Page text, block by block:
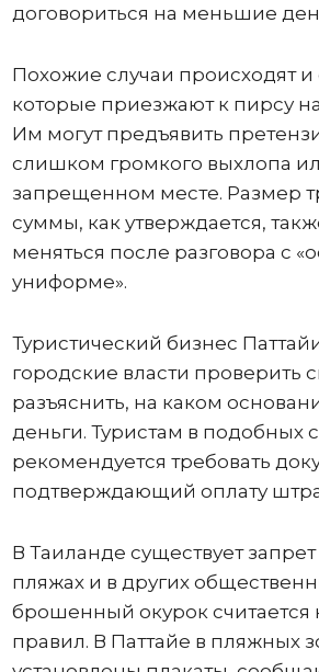
договориться на меньшие
Похожие случаи происходят и
которые приезжают к пирсу
Им могут предъявить
слишком громкого выхлопа
запрещенном месте. Размер
суммы, как утверждается,
меняться после разговора с
униформе».
Туристический бизнес
городские власти проверить
разъяснить, на каком
деньги. Туристам в подобных
рекомендуется требовать
подтверждающий оплату
В Таиланде существует
пляжах и в других
брошенный окурок
правил. В Паттайе в пляжных